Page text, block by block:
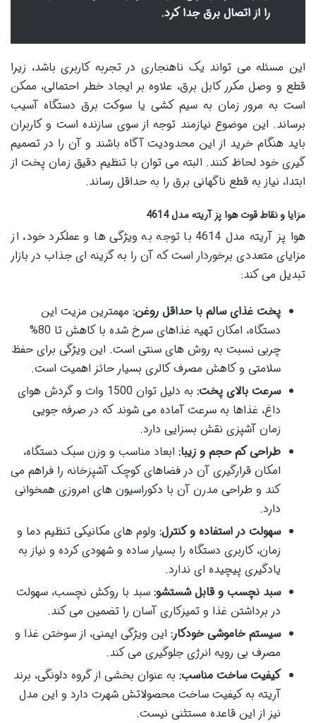
را از اتصال برق جدا کرد.
این مسئله می تواند یک ناهنجاری در تجربه کاربری باشد، زیرا
قطع و وصل مکرر کابل برق، علاوه بر ایجاد خطر احتمالی، ممکن
است به مرور زمان به سیم کشی یا سوکت برق دستگاه آسیب
برساند. این موضوع نیازمند توجه از سوی سازنده است و کاربران
باید هنگام خرید از این محدودیت آگاه باشند و آن را در تصمیم
گیری خود لحاظ کنند. البته می توان با تنظیم دقیق زمان پخت از
ابتدا، نیاز به قطع ناگهانی برق را به حداقل رساند.
مزایا و نقاط قوت هوا پز آریته مدل 4614
هوا پز آریته مدل 4614 با توجه به ویژگی ها و عملکرد خود، از
مزایای متعددی برخوردار است که آن را به گزینه ای جذاب در بازار
تبدیل می کند:
پخت غذای سالم با حداقل روغن: مهمترین مزیت این
دستگاه، امکان تهیه غذاهای سرخ شده با کاهش تا 80%
چربی نسبت به روش های سنتی است. این ویژگی برای حفظ
سلامتی و کاهش مصرف کالری بسیار حائز اهمیت است.
سرعت بالای پخت:
به دلیل توان 1500 وات و گردش هوای
داغ، غذاها به سرعت آماده می شوند که در صرفه جویی
زمان آشپزی نقش بسزایی دارد.
طراحی کم حجم و زیبا: ابعاد مناسب و وزن سبک دستگاه،
امکان قرارگیری آن در فضاهای کوچک آشپزخانه را فراهم می
کند و طراحی مدرن آن با دکوراسیون های امروزی همخوانی
دارد.
سهولت در استفاده و کنترل: ولوم های مکانیکی تنظیم دما و
زمان، کاربری دستگاه را بسیار ساده و شهودی کرده و نیاز به
یادگیری پیچیده ای ندارد.
سبد نچسب و قابل شستشو: سبد با روکش نچسب، سهولت
در برداشتن غذا و تمیزکاری آسان را تضمین می کند.
سیستم خاموشی خودکار: این ویژگی ایمنی، از سوختن غذا و
مصرف بی رویه انرژی جلوگیری می کند.
کیفیت ساخت مناسب: به عنوان بخشی از گروه دلونگی، برند
آریته به کیفیت ساخت محصولاتش شهرت دارد و این مدل
نیز از این قاعده مستثنی نیست.